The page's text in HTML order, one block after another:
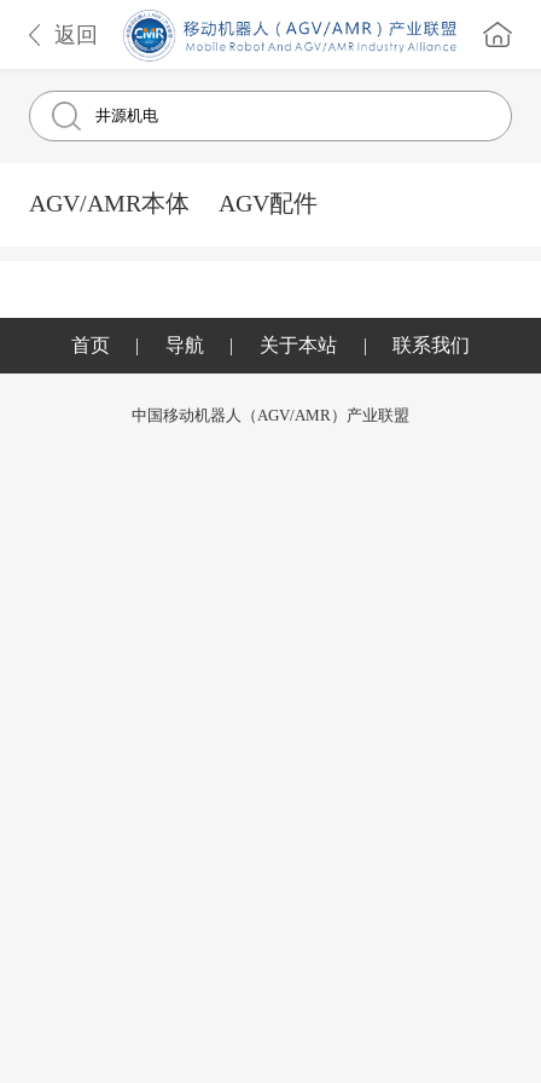
返回
AGV/AMR本体 AGV配件
首页 | 导航 | 关于本站 | 联系我们
中国移动机器人（AGV/AMR）产业联盟